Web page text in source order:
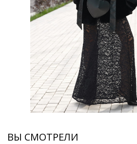
ВЫ СМОТРЕЛИ